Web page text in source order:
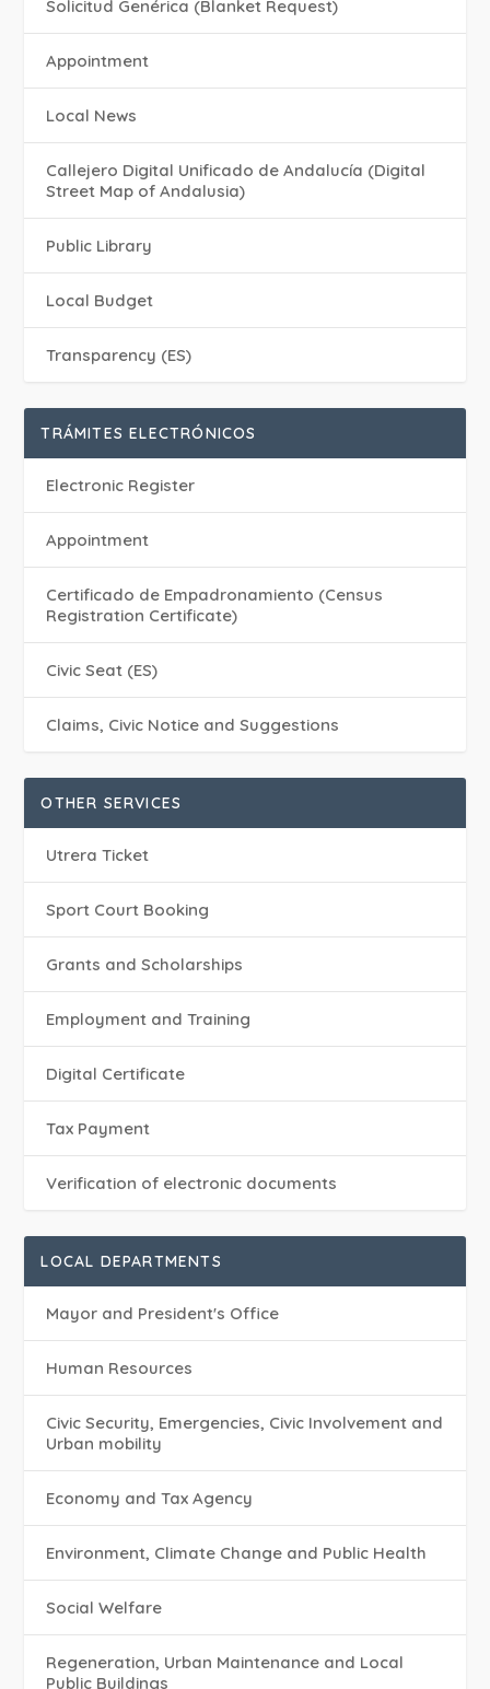
Solicitud Genérica (Blanket Request)
Appointment
Local News
Callejero Digital Unificado de Andalucía (Digital
Street Map of Andalusia)
Public Library
Local Budget
Transparency (ES)
TRÁMITES ELECTRÓNICOS
Electronic Register
Appointment
Certificado de Empadronamiento (Census
Registration Certificate)
Civic Seat (ES)
Claims, Civic Notice and Suggestions
OTHER SERVICES
Utrera Ticket
Sport Court Booking
Grants and Scholarships
Employment and Training
Digital Certificate
Tax Payment
Verification of electronic documents
LOCAL DEPARTMENTS
Mayor and President's Office
Human Resources
Civic Security, Emergencies, Civic Involvement and
Urban mobility
Economy and Tax Agency
Environment, Climate Change and Public Health
Social Welfare
Regeneration, Urban Maintenance and Local
Public Buildings